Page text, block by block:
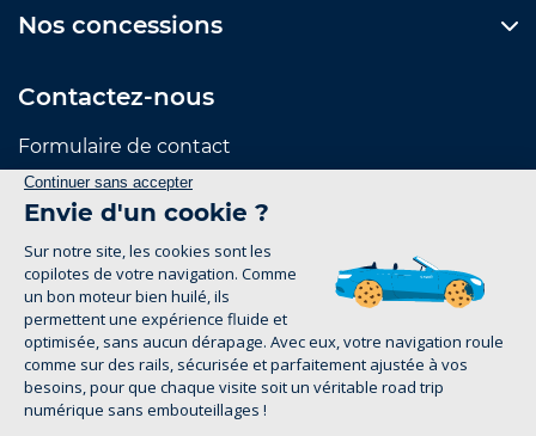
Nos concessions
Contactez-nous
Formulaire de contact
Suivez-nous
Mentions Légales
Politique de confidentialité
groupe-legrand.fr 2026